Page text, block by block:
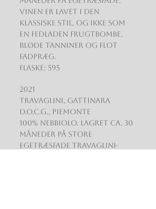
Vinen er lavet i den
klassiske stil, og ikke som
en fedladen frugtbombe.
Bløde tanniner og flot
fadpræg.
Flaske: 595
2021
Travaglini, Gattinara
D.O.C.G., Piemonte
100% Nebbiolo. Lagret ca. 30
måneder på store
egetræsfade Travaglini-